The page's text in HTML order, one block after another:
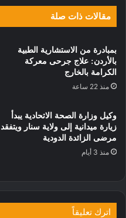
مقالات ذات صلة
بمبادرة من الاستشارية الطبية
بالأردن: علاج جرحى معركة
الكرامة بالخارج
منذ 22 ساعة
وكيل وزارة الصحة الاتحادية يبدأ
زيارة ميدانية إلى ولاية سنار ويتفقد
مرضى الزائدة الدودية
منذ 3 أيام
اترك تعليقاً